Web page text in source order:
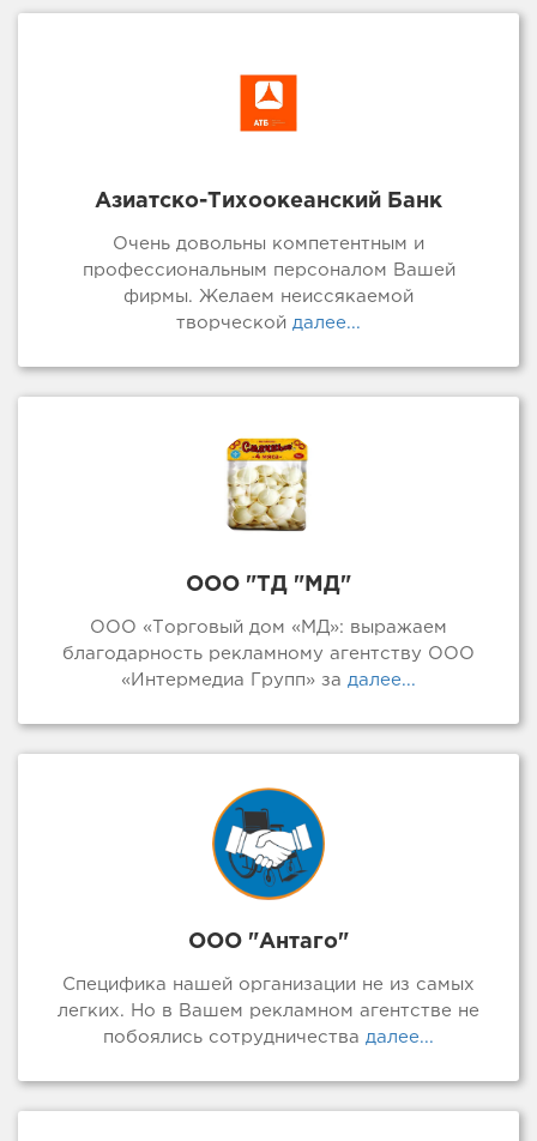
Азиатско-Тихоокеанский Банк
Очень довольны компетентным и
профессиональным персоналом Вашей
фирмы. Желаем неиссякаемой
творческой далее...
ООО "ТД "МД"
ООО «Торговый дом «МД»: выражаем
благодарность рекламному агентству ООО
«Интермедиа Групп» за далее...
ООО "Антаго"
Специфика нашей организации не из самых
легких. Но в Вашем рекламном агентстве не
побоялись сотрудничества далее...